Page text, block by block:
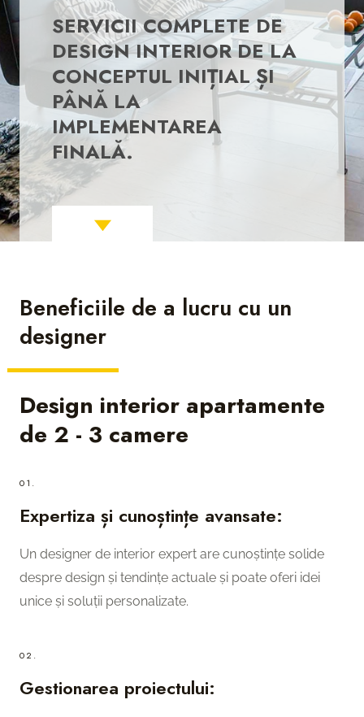
SERVICII COMPLETE DE
DESIGN INTERIOR DE LA
CONCEPTUL INIȚIAL ȘI
PÂNĂ LA
IMPLEMENTAREA
FINALĂ.
Beneficiile de a lucru cu un
designer
Design interior apartamente
de 2 - 3 camere
01.
Expertiza și cunoștințe avansate:
Un designer de interior expert are cunoștințe solide
despre design și tendințe actuale și poate oferi idei
unice și soluții personalizate.
02.
Gestionarea proiectului: